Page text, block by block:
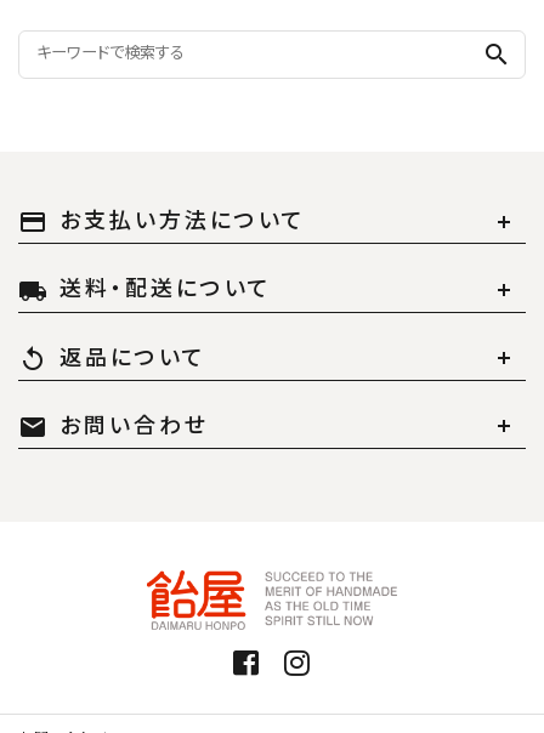
search
payment お支払い方法について
local_shipping 送料・配送について
replay 返品について
mail お問い合わせ